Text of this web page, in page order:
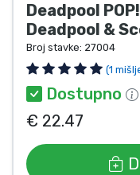
Deadpool
Deadpool &
Broj stavke: 27004
(1
Dostupno
€ 22.47
Sportski
Glazbeni
Vrste proizvoda